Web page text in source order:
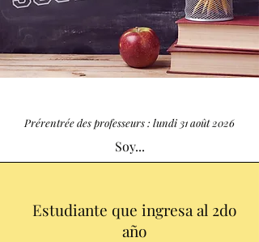
Prérentrée des professeurs : lundi 31 août 2026
Soy...
Estudiante que ingresa al 2do
año